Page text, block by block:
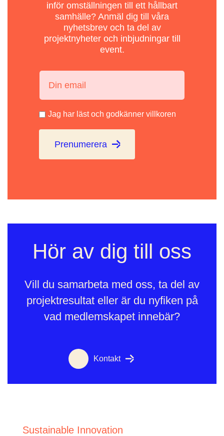
inför omställningen till ett hållbart
samhälle? Anmäl dig till våra
nyhetsbrev och ta del av
projektnyheter och inbjudningar till
event.
Jag har läst och godkänner villkoren
Prenumerera
Hör av dig till oss
Vill du samarbeta med oss, ta del av
projektresultat eller är du nyfiken på
vad medlemskapet innebär?
Kontakt
Sustainable Innovation